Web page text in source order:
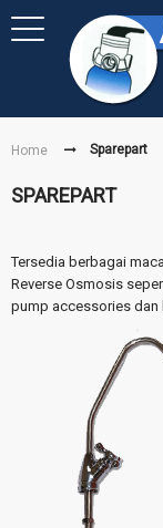
Home Sparepart
SPAREPART
Tersedia berbagai
Reverse Osmosis
pump accessories dan